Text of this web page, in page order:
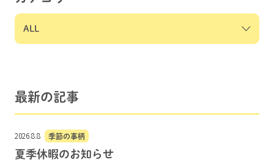
最新の記事
2026.8.8 季節の事柄
夏季休暇のお知らせ